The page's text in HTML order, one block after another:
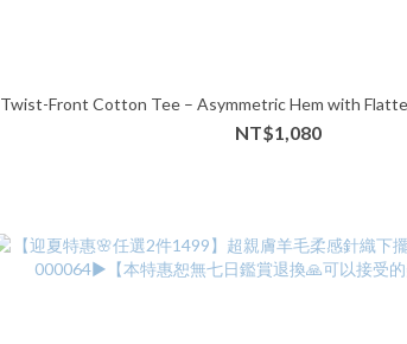
Twist-Front Cotton Tee – Asymmetric Hem with
NT$1,080